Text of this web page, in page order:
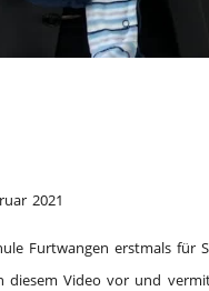
2021
Furtwangen erstmals für
diesem Video vor und